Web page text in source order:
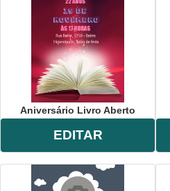
Aniversário Livro Aberto
EDITAR